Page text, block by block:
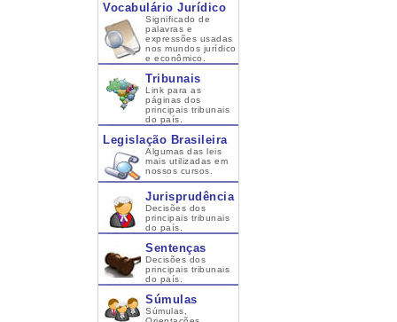
Vocabulário Jurídico
Significado de
palavras e
expressões usadas
nos mundos jurídico
e econômico.
Tribunais
Link para as
páginas dos
principais tribunais
do país.
Legislação Brasileira
Algumas das leis
mais utilizadas em
nossos cursos.
Jurisprudência
Decisões dos
principais tribunais
do país.
Sentenças
Decisões dos
principais tribunais
do país.
Súmulas
Súmulas,